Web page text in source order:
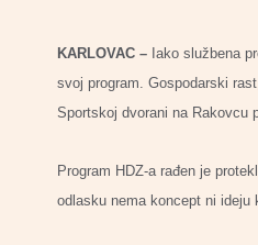
KARLOVAC – Iako službena
svoj program. Gospodarski
Sportskoj dvorani na Rakovcu
Program HDZ-a rađen je
odlasku nema koncept ni